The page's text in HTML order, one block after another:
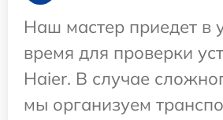
Наш мастер приедет в
время для проверки
Haier. В случае
мы организуем